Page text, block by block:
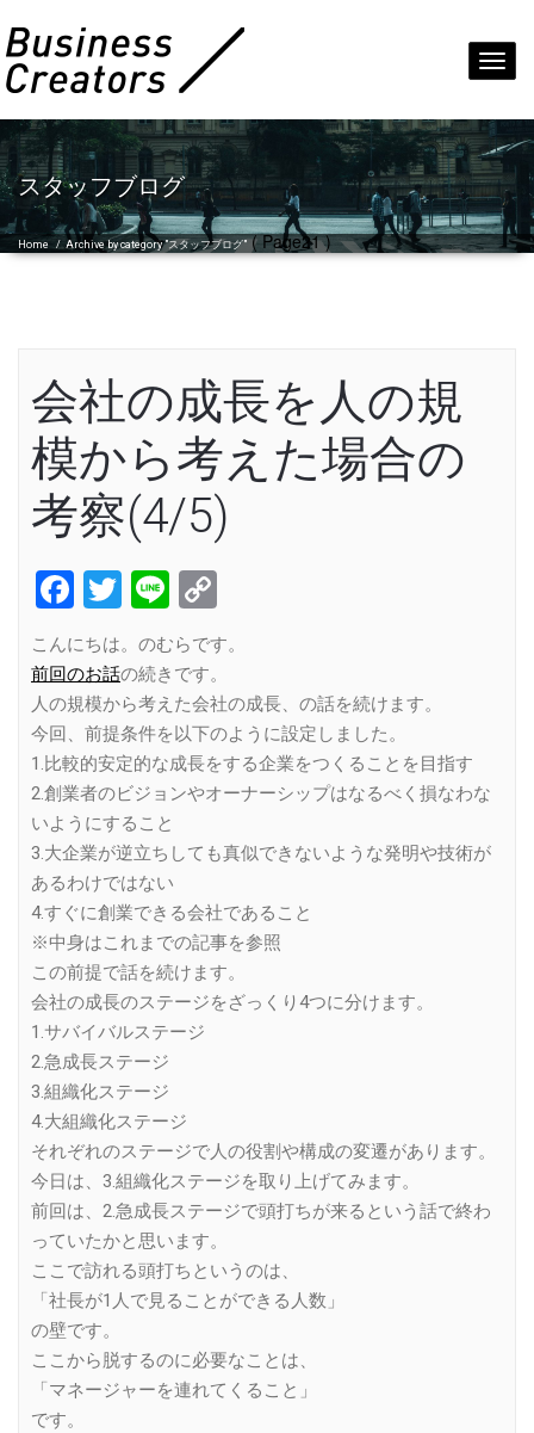
スタッフブログ
Home /Archive by category "スタッフブログ"( Page21 )
会社の成長を人の規
模から考えた場合の
考察(4/5)
Facebook
Twitter
Line
Link
こんにちは。のむらです。
前回のお話の続きです。
人の規模から考えた会社の成長、の話を続けます。
今回、前提条件を以下のように設定しました。
1.比較的安定的な成長をする企業をつくることを目指す
2.創業者のビジョンやオーナーシップはなるべく損なわな
いようにすること
3.大企業が逆立ちしても真似できないような発明や技術が
あるわけではない
4.すぐに創業できる会社であること
※中身はこれまでの記事を参照
この前提で話を続けます。
会社の成長のステージをざっくり4つに分けます。
1.サバイバルステージ
2.急成長ステージ
3.組織化ステージ
4.大組織化ステージ
それぞれのステージで人の役割や構成の変遷があります。
今日は、3.組織化ステージを取り上げてみます。
前回は、2.急成長ステージで頭打ちが来るという話で終わ
っていたかと思います。
ここで訪れる頭打ちというのは、
「社長が1人で見ることができる人数」
の壁です。
ここから脱するのに必要なことは、
「マネージャーを連れてくること」
です。